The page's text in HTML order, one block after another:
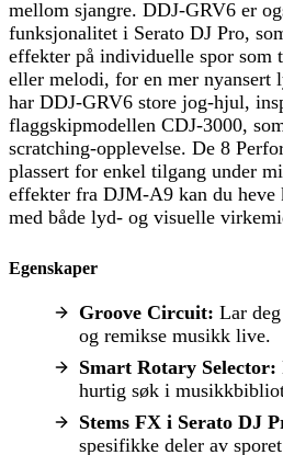
mellom sjangre. DDJ-GRV6 er
funksjonalitet i Serato DJ Pro,
effekter på individuelle spor som
eller melodi, for en mer
har DDJ-GRV6 store jog-hjul,
flaggskipmodellen CDJ-3000,
scratching-opplevelse. De 8
plassert for enkel tilgang under
effekter fra DJM-A9 kan du heve
med både lyd- og visuelle
Egenskaper
Groove Circuit: Lar
og remikse musikk live.
Smart Rotary Selector:
hurtig søk i
Stems FX i Serato DJ
spesifikke deler av